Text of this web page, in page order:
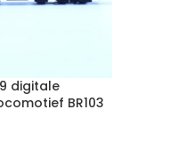
digitale
BR103